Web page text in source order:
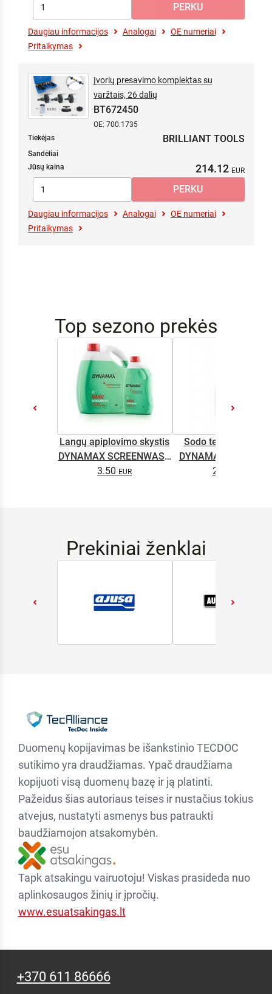
Daugiau informacijos Analogai
OE numeriai
Pritaikymas
Įvorių presavimo komplektas su
varžtais, 26 dalių
BT672450
OE: 700.1735
Tiekėjas
BRILLIANT TOOLS
Sandėliai
Jūsų kaina
214.12
Daugiau informacijos Analogai
OE numeriai
Pritaikymas
Top sezono prekės
Langų apiplovimo skystis
DYNAMAX SCREENWASH
NANO 4l
3.50
Sodo technikos
DYNAMAX M2T
2.65
Prekiniai ženklai
Duomenų kopijavimas be išankstinio TECDOC
sutikimo yra draudžiamas. Ypač draudžiama
kopijuoti visą duomenų bazę ir ją platinti.
Pažeidus šias autoriaus teises ir nustačius tokius
atvejus, nustatyti asmenys bus patraukti
baudžiamojon atsakomybėn.
Tapk atsakingu vairuotoju! Viskas prasideda nuo
aplinkosaugos žinių ir įpročių.
www.esuatsakingas.lt
+370 611 86666